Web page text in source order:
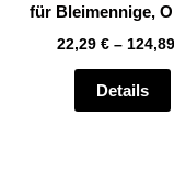
für Bleimennige,
22,29 € – 124,89
Details